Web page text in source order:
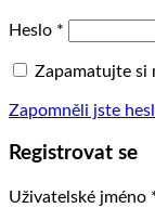
Heslo *
Zapamatujte si
Zapomněli jste
Registrovat se
Uživatelské jméno